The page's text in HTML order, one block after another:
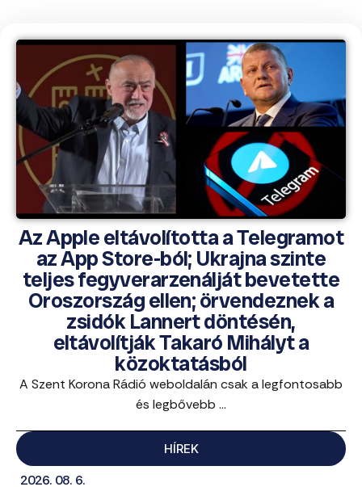
Az Apple eltávolította a Telegramot
az App Store-ból; Ukrajna szinte
teljes fegyverarzenálját bevetette
Oroszország ellen; örvendeznek a
zsidók Lannert döntésén,
eltávolítják Takaró Mihályt a
közoktatásból
A Szent Korona Rádió weboldalán csak a legfontosabb
és legbővebb ...
HÍREK
2026. 08. 6.